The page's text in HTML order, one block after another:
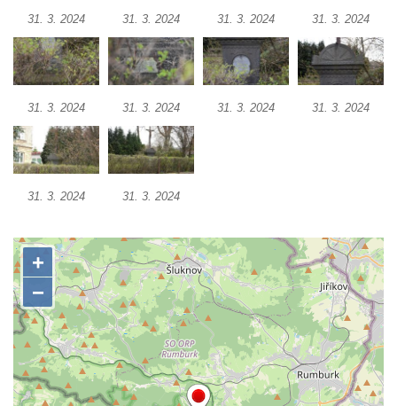
Herltův kříž u Mikova v Mikulášovicích
Kříž u Borských u domu čp. 859 v
Mikulášovicích
Kříž u Mikulášovického potoka poblíž
Mikovu v Mikulášovicích
Lissnerův kříž u domu čp. 39 v
Hampelův kříž u bývalých kasáren v
Mikulášovicích
Marchnerův (Zelený) kříž naproti domu čp.
35 v Mikulášovicích
Schneiderův kříž před domem čp. 55 v
Mikulášovicích
Kříž na Kostelní stezce v Mikulášovicích
31. 3. 2024 31. 3. 2024 31. 3. 2024 31. 3. 2024
31. 3. 2024 31. 3. 2024 31. 3. 2024 31. 3. 2024
31. 3. 2024 31. 3. 2024